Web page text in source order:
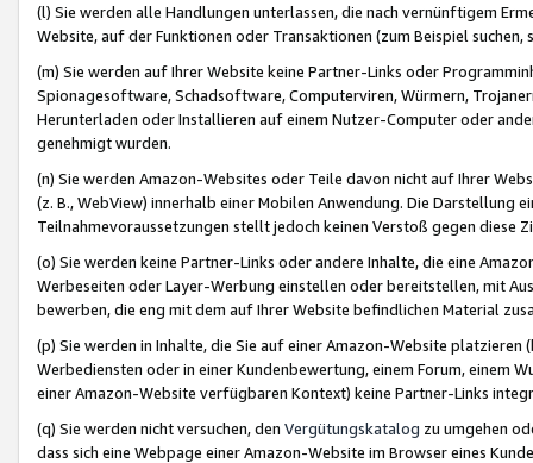
(l) Sie werden alle Handlungen unterlassen, die nach vernünftigem
Website, auf der Funktionen oder Transaktionen (zum Beispiel
(m) Sie werden auf Ihrer Website keine Partner-Links oder
Spionagesoftware, Schadsoftware, Computerviren, Würmern,
Herunterladen oder Installieren auf einem Nutzer-Computer oder
genehmigt wurden.
(n) Sie werden Amazon-Websites oder Teile davon nicht auf Ihrer
(z. B., WebView) innerhalb einer Mobilen Anwendung. Die Darstellung
Teilnahmevoraussetzungen stellt jedoch keinen Verstoß gegen diese
(o) Sie werden keine Partner-Links oder andere Inhalte, die eine
Werbeseiten oder Layer-Werbung einstellen oder bereitstellen, mit
bewerben, die eng mit dem auf Ihrer Website befindlichen Material
(p) Sie werden in Inhalte, die Sie auf einer Amazon-Website
Werbediensten oder in einer Kundenbewertung, einem Forum, einem
einer Amazon-Website verfügbaren Kontext) keine Partner-Links
(q) Sie werden nicht versuchen, den Vergütungskatalog zu umgehen
dass sich eine Webpage einer Amazon-Website im Browser eines